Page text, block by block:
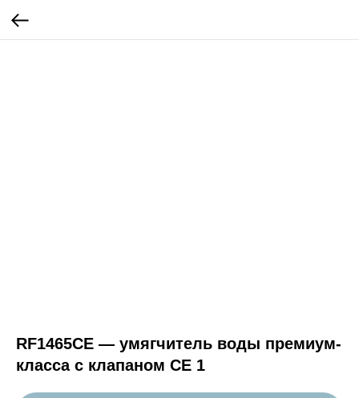
RF1465CE — умягчитель воды премиум-
класса с клапаном CE 1